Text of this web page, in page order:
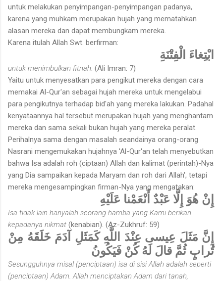
untuk melakukan penyimpangan-penyimpangan padanya,
karena yang muhkam merupakan hujah yang mematahkan
alasan mereka dan dapat membungkam mereka.
Karena itulah Allah Swt. berfirman:
ابْتِغاءَ الْفِتْنَةِ
untuk menimbulkan fitnah . (Ali Imran: 7)
Yaitu untuk menyesatkan para pengikut mereka dengan cara
memakai Al-Qur'an sebagai hujah mereka untuk mengelabui
para pengikutnya terhadap bid'ah yang mereka lakukan. Padahal
kenyataannya hal tersebut merupakan hujah yang menghantam
mereka dan sama sekali bukan hujah yang mereka peralat.
Perihalnya sama dengan masalah seandainya orang-orang
Nasrani mengemukakan hujahnya 'Al-Qur'an telah menyebutkan
bahwa Isa adalah roh (ciptaan) Allah dan kalimat (perintah)-Nya
yang Dia sampaikan kepada Maryam dan roh dari Allah', tetapi
mereka mengesampingkan firman-Nya yang mengatakan:
إِنْ هُوَ إِلَّا عَبْدٌ أَنْعَمْنا عَلَيْهِ
Isa tidak lain hanyalah seorang hamba yang Kami berikan
kepadanya nikmat (kenabian). (Az-Zukhruf: 59)
إِنَّ مَثَلَ عِيسى عِنْدَ اللَّهِ كَمَثَلِ آدَمَ خَلَقَهُ مِنْ
تُرابٍ ثُمَّ قالَ لَهُ كُنْ فَيَكُونُ
Sesungguhnya misal (penciptaan) isa di sisi Allah adalah seperti
(penciptaan) Adam. Allah menciptakan Adam dari tanah,